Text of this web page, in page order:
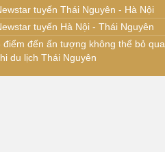
tuyến Thái Nguyên - Hà Nội
tuyến Hà Nội - Thái Nguyên
điểm đến ấn tượng không thể bỏ qua
du lịch Thái Nguyên